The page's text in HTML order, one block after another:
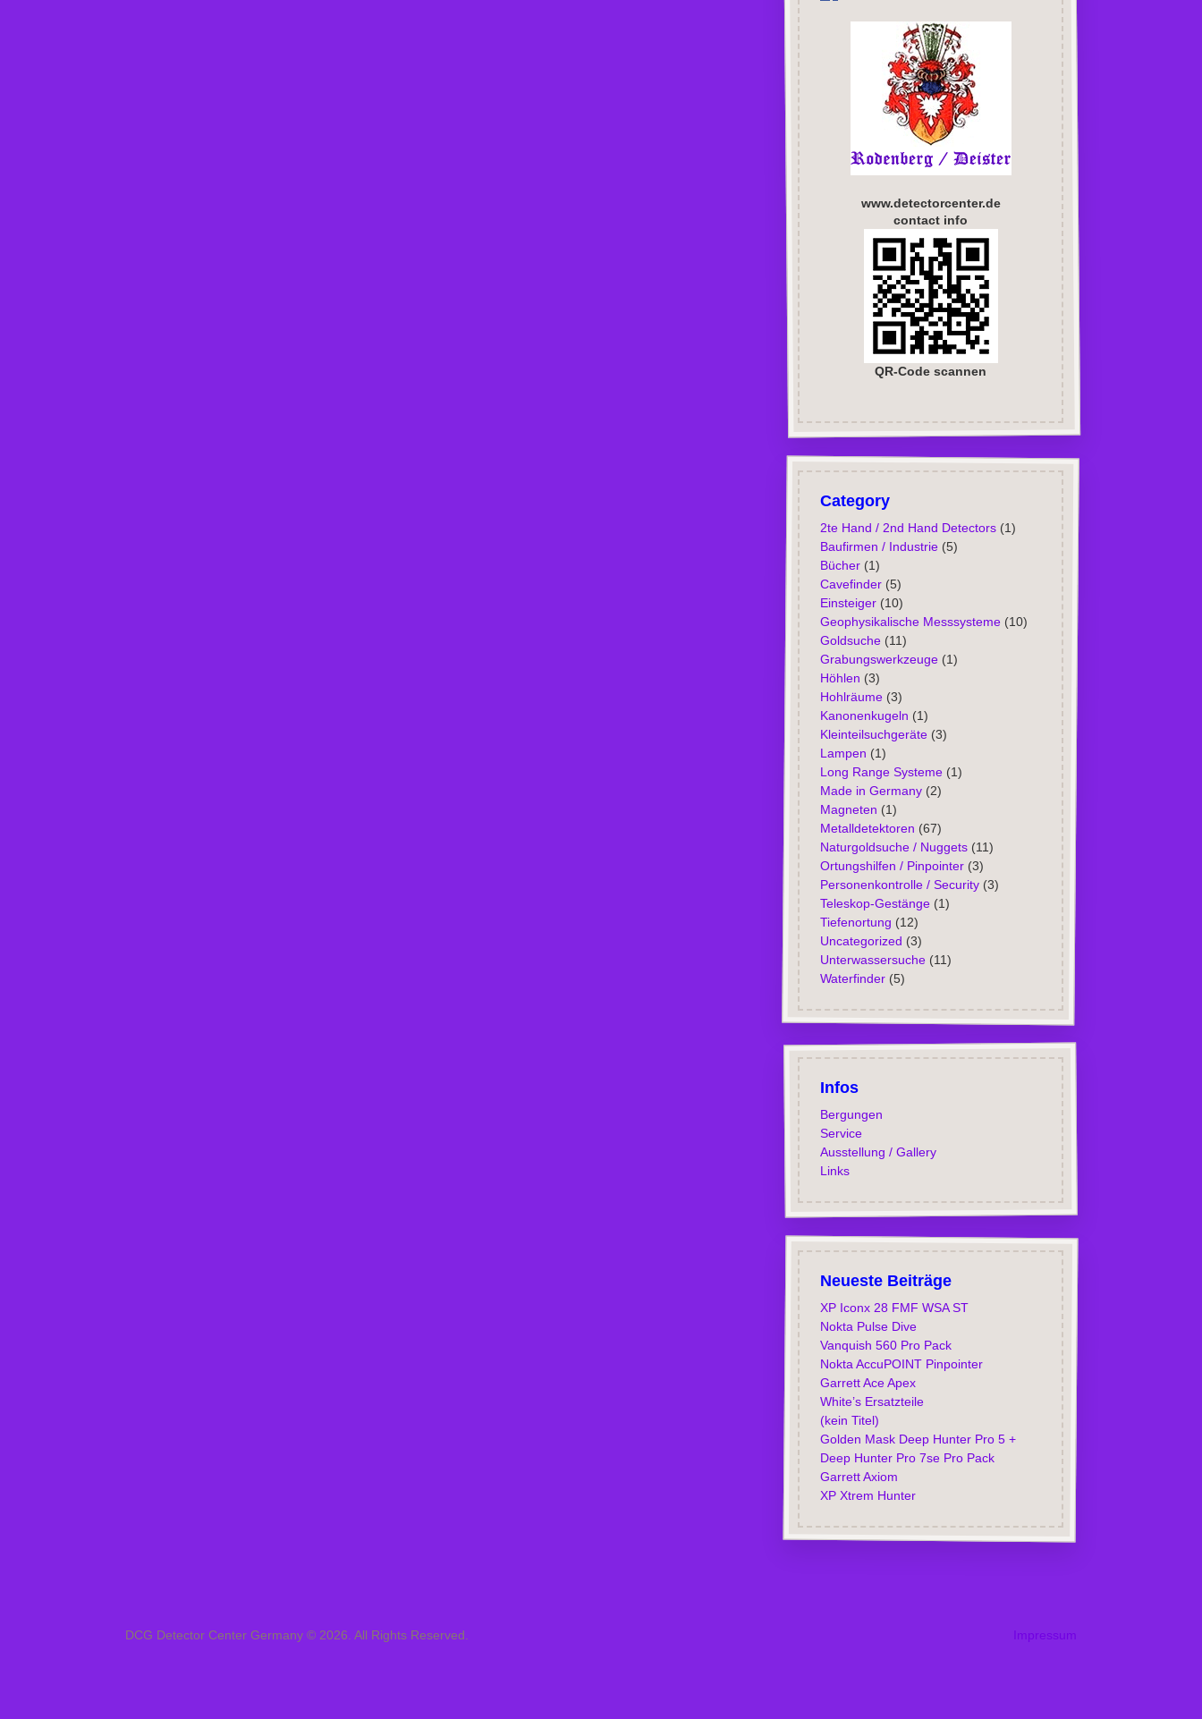
www.detectorcenter.de
contact info
QR-Code scannen
Category
2te Hand / 2nd Hand Detectors(1)
Baufirmen / Industrie(5)
Bücher(1)
Cavefinder(5)
Einsteiger(10)
Geophysikalische Messsysteme(10)
Goldsuche(11)
Grabungswerkzeuge(1)
Höhlen (3)
Hohlräume(3)
Kanonenkugeln (1)
Kleinteilsuchgeräte(3)
Lampen (1)
Long Range Systeme(1)
Made in Germany(2)
Magneten (1)
Metalldetektoren (67)
Naturgoldsuche / Nuggets(11)
Ortungshilfen / Pinpointer(3)
Personenkontrolle / Security(3)
Teleskop-Gestänge(1)
Tiefenortung (12)
Uncategorized (3)
Unterwassersuche(11)
Waterfinder(5)
Infos
Bergungen
Service
Ausstellung / Gallery
Links
Neueste Beiträge
XP Iconx 28 FMF WSA ST
Nokta Pulse Dive
Vanquish 560 Pro Pack
Nokta AccuPOINT Pinpointer
Garrett Ace Apex
White’s Ersatzteile
(kein Titel)
Golden Mask Deep Hunter Pro 5 +
Deep Hunter Pro 7se Pro Pack
Garrett Axiom
XP Xtrem Hunter
DCG Detector Center Germany © 2026. All Rights Reserved. Impressum